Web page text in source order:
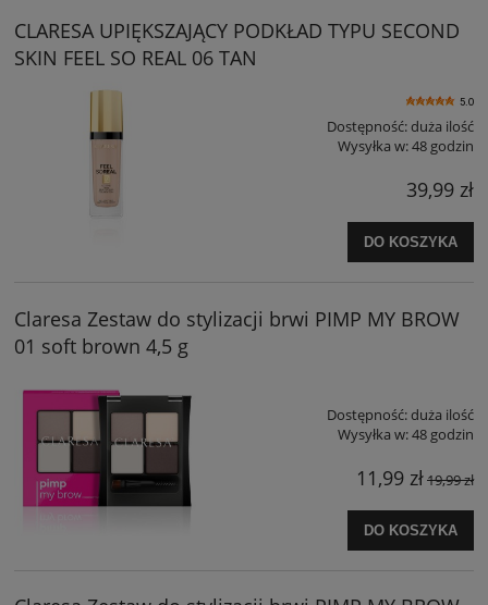
CLARESA UPIĘKSZAJĄCY PODKŁAD TYPU SECOND
SKIN FEEL SO REAL 06 TAN
5.0
Dostępność:duża ilość
Wysyłka w:48 godzin
39,99 zł
DO KOSZYKA
Claresa Zestaw do stylizacji brwi PIMP MY BROW
01 soft brown 4,5 g
Dostępność:duża ilość
Wysyłka w:48 godzin
11,99 zł19,99 zł
DO KOSZYKA